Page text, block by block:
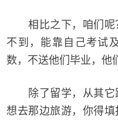
相比之下，咱们呢
不到，能靠自己考试
数，不送他们毕业，他
除了留学，从其它
想去那边旅游，你得填